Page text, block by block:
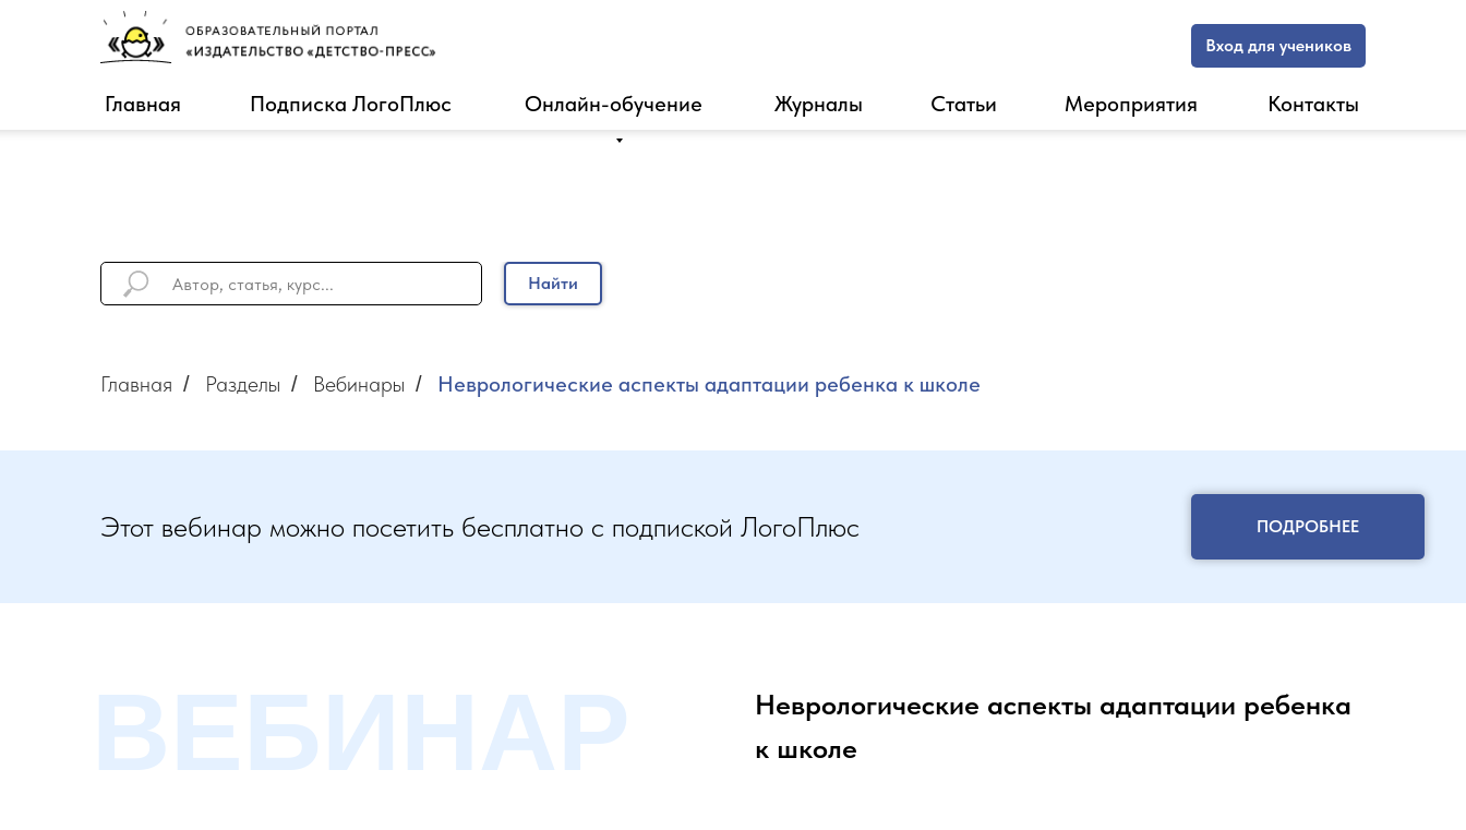
Вход для учеников
Главная Подписка ЛогоПлюс Онлайн-обучение Журналы Статьи Мероприятия Контакты
Найти
Главная / Разделы / Вебинары / Неврологические аспекты адаптации ребенка к школе
Этот вебинар можно посетить бесплатно с подпиской ЛогоПлюс ПОДРОБНЕЕ
ВЕБИНАР
Неврологические аспекты адаптации ребенка
к школе